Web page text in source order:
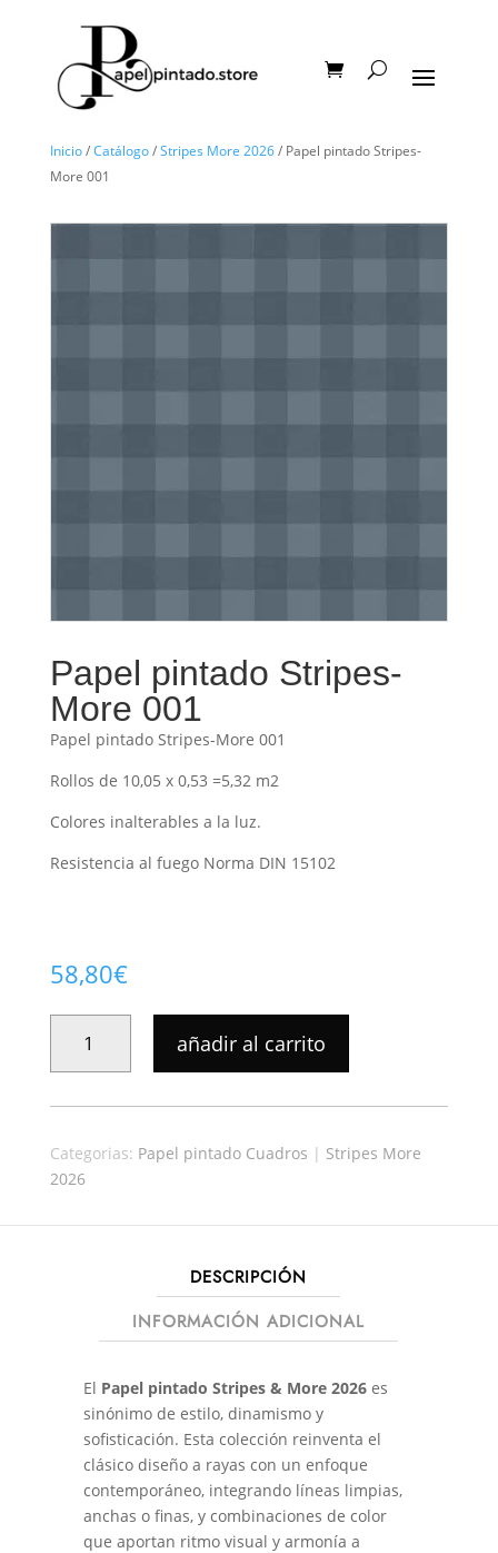
Inicio/Catálogo/Stripes More 2026/ Papel pintado Stripes-
More 001
Papel pintado Stripes-
More 001
Papel pintado Stripes-More 001
Rollos de 10,05 x 0,53 =5,32 m2
Colores inalterables a la luz.
Resistencia al fuego Norma DIN 15102
58,80€
PINTADO
STRIPES-
MORE
CANTIDAD
añadir al carrito
Categorias: Papel pintado Cuadros | Stripes More
2026
DESCRIPCIÓN
INFORMACIÓN ADICIONAL
El Papel pintado Stripes & More 2026es
sinónimo de estilo, dinamismo y
sofisticación. Esta colección reinventa el
clásico diseño a rayas con un enfoque
contemporáneo, integrando líneas limpias,
anchas o finas, y combinaciones de color
que aportan ritmo visual y armonía a